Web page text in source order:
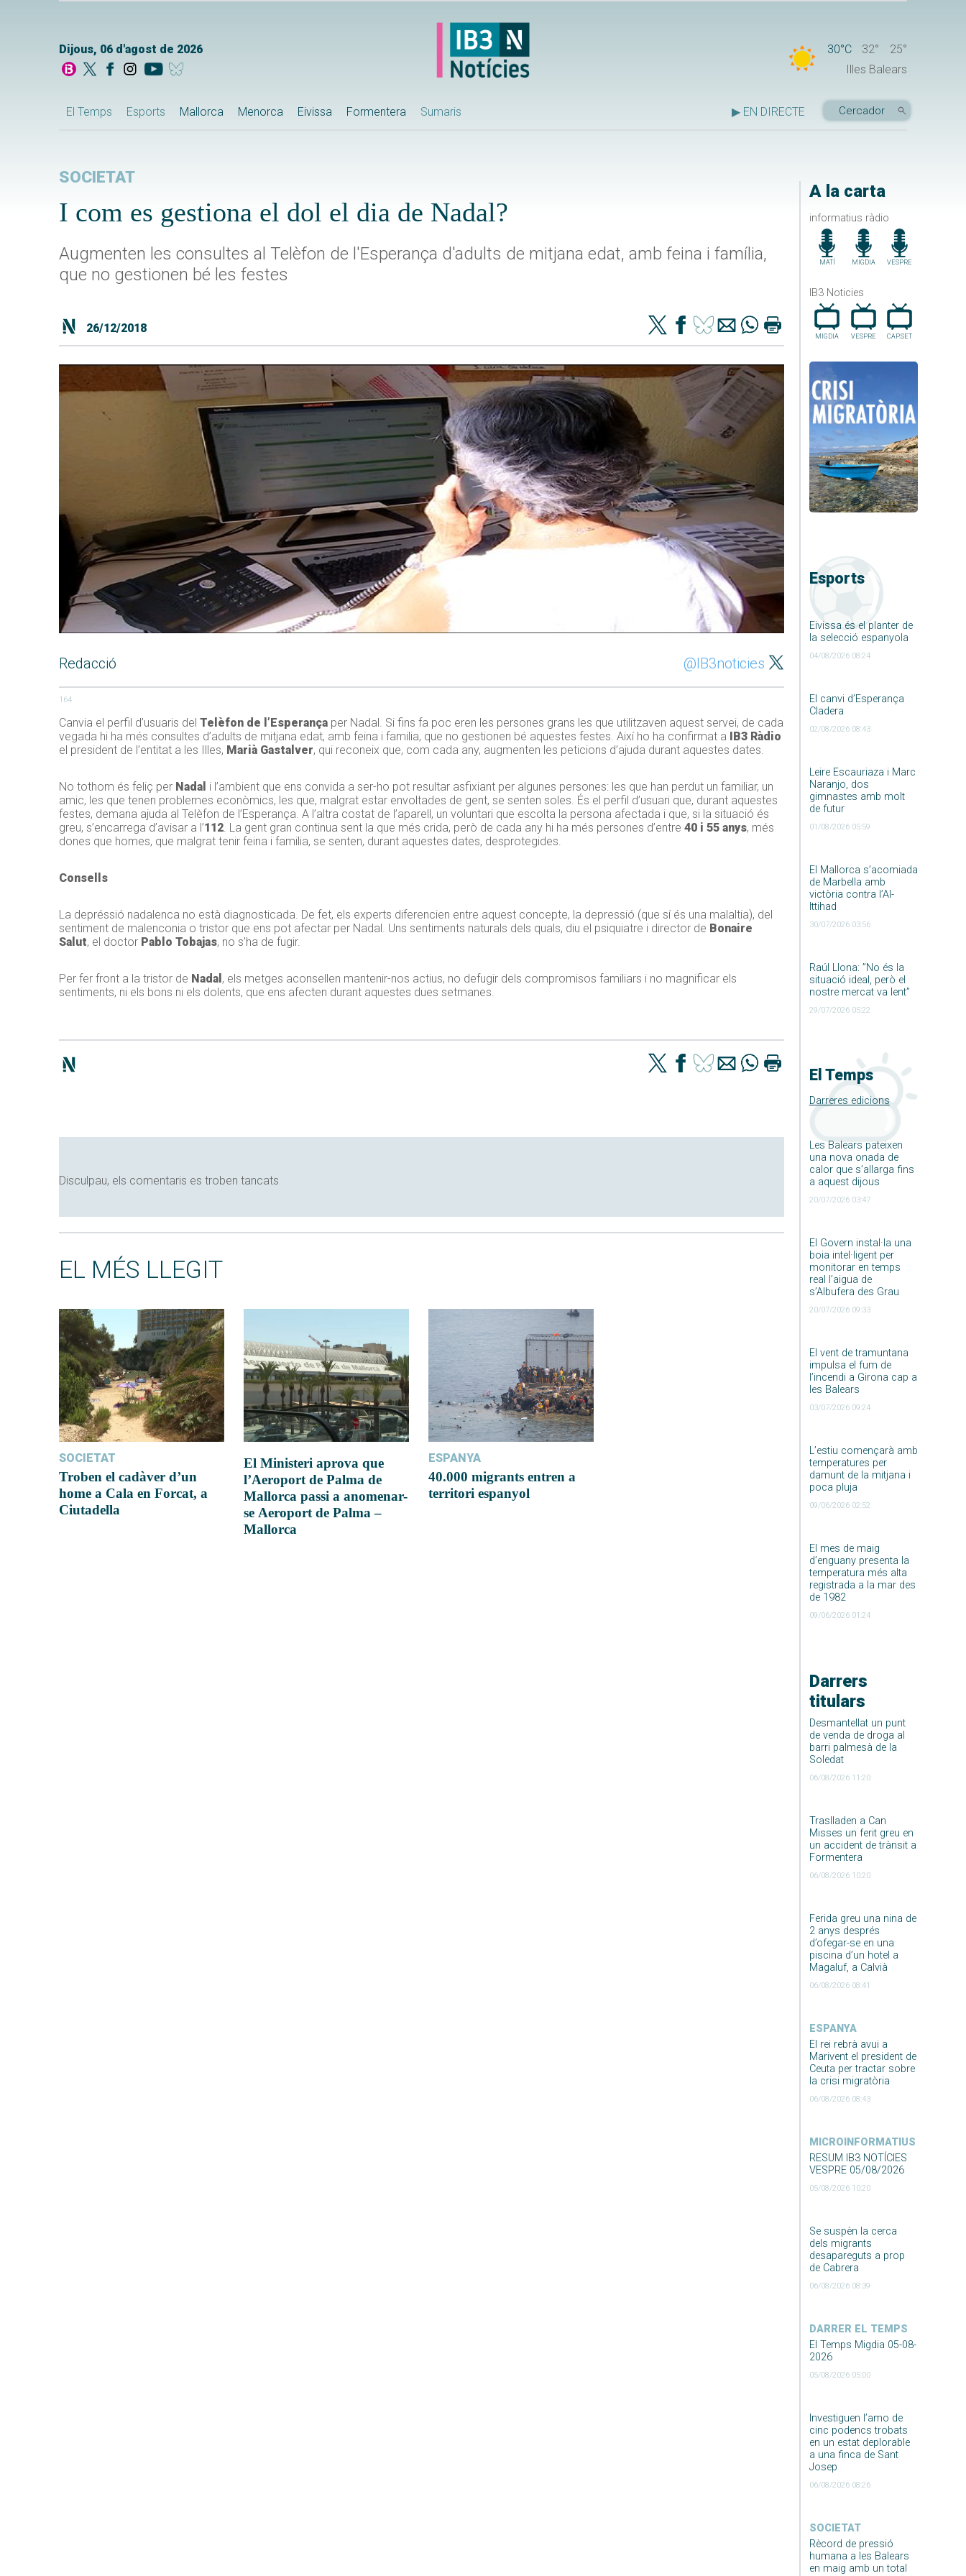
Dijous, 06 d'agost de 2026 30°C 32°
25°
Illes Balears
El Temps Esports Mallorca Menorca Eivissa Formentera Sumaris ▶ EN DIRECTE
A la carta
informatius ràdio
MATÍ MIGDIA VESPRE
IB3 Noticies
MIGDIA VESPRE CAP.SET
Esports
Eivissa és el planter de
la selecció espanyola
04/08/2026 08:24
El canvi d’Esperança
Cladera
02/08/2026 08:43
Leire Escauriaza i Marc
Naranjo, dos
gimnastes amb molt
de futur
01/08/2026 05:59
El Mallorca s’acomiada
de Marbella amb
victòria contra l’Al-
Ittihad
30/07/2026 03:56
Raúl Llona: ”No és la
situació ideal, però el
nostre mercat va lent”
29/07/2026 05:22
El Temps
Darreres edicions
Les Balears pateixen
una nova onada de
calor que s’allarga fins
a aquest dijous
20/07/2026 03:47
El Govern instal·la una
boia intel·ligent per
monitorar en temps
real l’aigua de
s’Albufera des Grau
20/07/2026 09:33
El vent de tramuntana
impulsa el fum de
l’incendi a Girona cap a
les Balears
03/07/2026 09:24
L’estiu començarà amb
temperatures per
damunt de la mitjana i
poca pluja
09/06/2026 02:52
El mes de maig
d’enguany presenta la
temperatura més alta
registrada a la mar des
de 1982
09/06/2026 01:24
Darrers
titulars
Desmantellat un punt
de venda de droga al
barri palmesà de la
Soledat
06/08/2026 11:20
Traslladen a Can
Misses un ferit greu en
un accident de trànsit a
Formentera
06/08/2026 10:20
Ferida greu una nina de
2 anys després
d’ofegar-se en una
piscina d’un hotel a
Magaluf, a Calvià
06/08/2026 08:41
ESPANYA
El rei rebrà avui a
Marivent el president de
Ceuta per tractar sobre
la crisi migratòria
06/08/2026 08:43
MICROINFORMATIUS
RESUM IB3 NOTÍCIES
VESPRE 05/08/2026
05/08/2026 10:20
Se suspèn la cerca
dels migrants
desapareguts a prop
de Cabrera
06/08/2026 08:39
DARRER EL TEMPS
El Temps Migdia 05-08-
2026
05/08/2026 05:00
Investiguen l’amo de
cinc podencs trobats
en un estat deplorable
a una finca de Sant
Josep
06/08/2026 08:26
SOCIETAT
Rècord de pressió
humana a les Balears
en maig amb un total
SOCIETAT
I com es gestiona el dol el dia de Nadal?
Augmenten les consultes al Telèfon de l'Esperança d'adults de mitjana edat, amb feina i família,
que no gestionen bé les festes
26/12/2018
Redacció @IB3noticies
164
Canvia el perfil d’usuaris del Telèfon de l’Esperança per Nadal. Si fins fa poc eren les persones grans les que utilitzaven aquest servei, de cada
vegada hi ha més consultes d’adults de mitjana edat, amb feina i familia, que no gestionen bé aquestes festes. Així ho ha confirmat a
IB3 Ràdio
el president de l’entitat a les Illes, Marià Gastalver, qui reconeix que, com cada any, augmenten les peticions d’ajuda durant aquestes dates.
No tothom és feliç per Nadal i l’ambient que ens convida a ser-ho pot resultar asfixiant per algunes persones: les que han perdut un familiar, un
amic, les que tenen problemes econòmics, les que, malgrat estar envoltades de gent, se senten soles. És el perfil d’usuari que, durant aquestes
festes, demana ajuda al Telèfon de l’Esperança. A l’altra costat de l’aparell, un voluntari que escolta la persona afectada i que, si la situació és
greu, s’encarrega d’avisar a l’112. La gent gran continua sent la que més crida, però de cada any hi ha més persones d’entre 40 i 55 anys, més
dones que homes, que malgrat tenir feina i familia, se senten, durant aquestes dates, desprotegides.
Consells
La depréssió nadalenca no està diagnosticada. De fet, els experts diferencien entre aquest concepte, la depressió (que sí és una malaltia), del
sentiment de malenconia o tristor que ens pot afectar per Nadal. Uns sentiments naturals dels quals, diu el psiquiatre i director de Bonaire
Salut, el doctor Pablo Tobajas, no s’ha de fugir.
Per fer front a la tristor de Nadal , els metges aconsellen mantenir-nos actius, no defugir dels compromisos familiars i no magnificar els
sentiments, ni els bons ni els dolents, que ens afecten durant aquestes dues setmanes.
Disculpau, els comentaris es troben tancats
EL MÉS LLEGIT
SOCIETAT
Troben el cadàver d’un
home a Cala en Forcat, a
Ciutadella
El Ministeri aprova que
l’Aeroport de Palma de
Mallorca passi a anomenar-
se Aeroport de Palma –
Mallorca
ESPANYA
40.000 migrants entren a
territori espanyol